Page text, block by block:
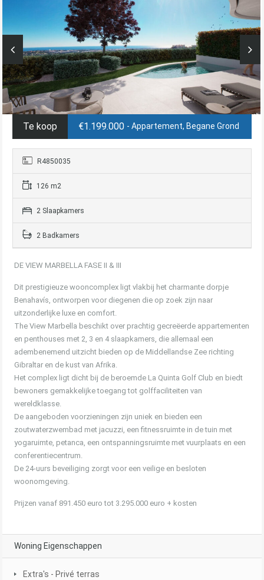
Te koop €1.199.000 - Appartement, Begane Grond
R4850035
126 m2
2 Slaapkamers
2 Badkamers
DE VIEW MARBELLA FASE II & III
Dit prestigieuze wooncomplex ligt vlakbij het charmante dorpje
Benahavís, ontworpen voor diegenen die op zoek zijn naar
uitzonderlijke luxe en comfort.
The View Marbella beschikt over prachtig gecreëerde appartementen
en penthouses met 2, 3 en 4 slaapkamers, die allemaal een
adembenemend uitzicht bieden op de Middellandse Zee richting
Gibraltar en de kust van Afrika.
Het complex ligt dicht bij de beroemde La Quinta Golf Club en biedt
bewoners gemakkelijke toegang tot golffaciliteiten van
wereldklasse.
De aangeboden voorzieningen zijn uniek en bieden een
zoutwaterzwembad met jacuzzi, een fitnessruimte in de tuin met
yogaruimte, petanca, een ontspanningsruimte met vuurplaats en een
conferentiecentrum.
De 24-uurs beveiliging zorgt voor een veilige en besloten
woonomgeving.
Prijzen vanaf 891.450 euro tot 3.295.000 euro + kosten
Woning Eigenschappen
Extra's - Privé terras